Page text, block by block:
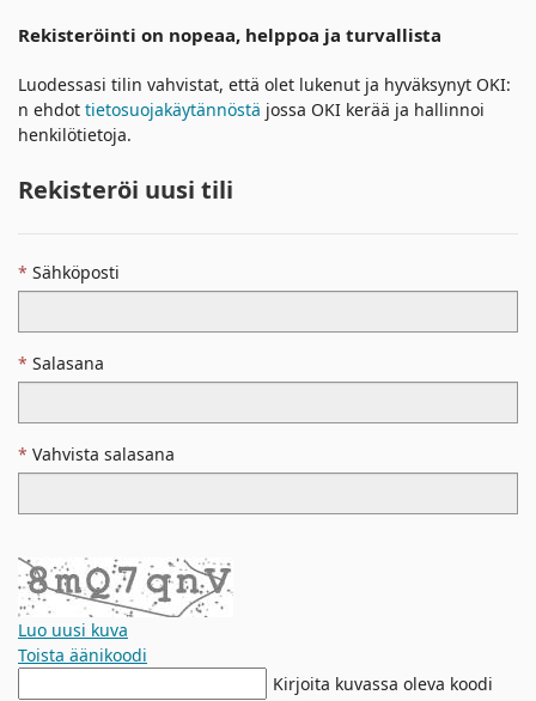
Rekisteröinti on nopeaa, helppoa ja turvallista
Luodessasi tilin vahvistat, että olet lukenut ja hyväksynyt OKI:
n ehdot tietosuojakäytännöstä jossa OKI kerää ja hallinnoi
henkilötietoja.
Rekisteröi uusi tili
Sähköposti
Salasana
Vahvista salasana
Luo uusi kuva
Toista äänikoodi
Kirjoita kuvassa oleva koodi